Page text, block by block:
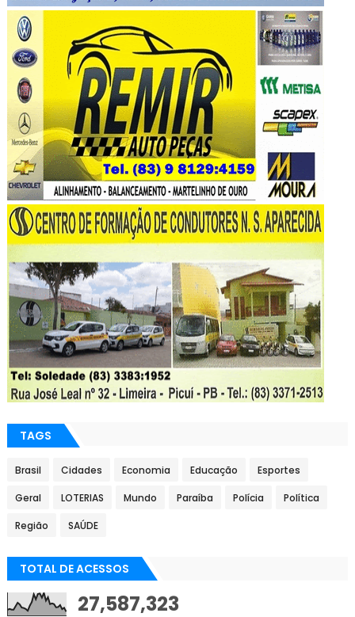
TAGS
Brasil Cidades Economia Educação Esportes
Geral LOTERIAS Mundo Paraíba Polícia Política
Região SAÚDE
TOTAL DE ACESSOS
27,587,323